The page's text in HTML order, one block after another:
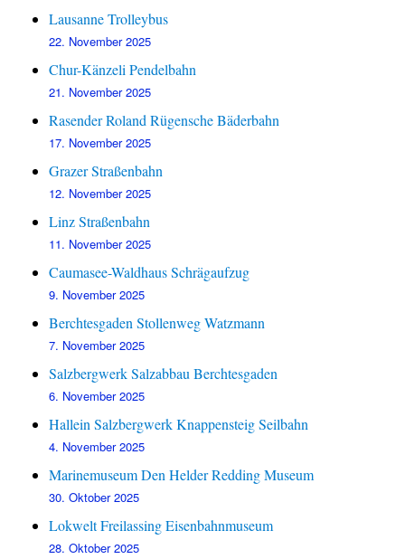
Lausanne Trolleybus
22. November 2025
Chur-Känzeli Pendelbahn
21. November 2025
Rasender Roland Rügensche Bäderbahn
17. November 2025
Grazer Straßenbahn
12. November 2025
Linz Straßenbahn
11. November 2025
Caumasee-Waldhaus Schrägaufzug
9. November 2025
Berchtesgaden Stollenweg Watzmann
7. November 2025
Salzbergwerk Salzabbau Berchtesgaden
6. November 2025
Hallein Salzbergwerk Knappensteig Seilbahn
4. November 2025
Marinemuseum Den Helder Redding Museum
30. Oktober 2025
Lokwelt Freilassing Eisenbahnmuseum
28. Oktober 2025